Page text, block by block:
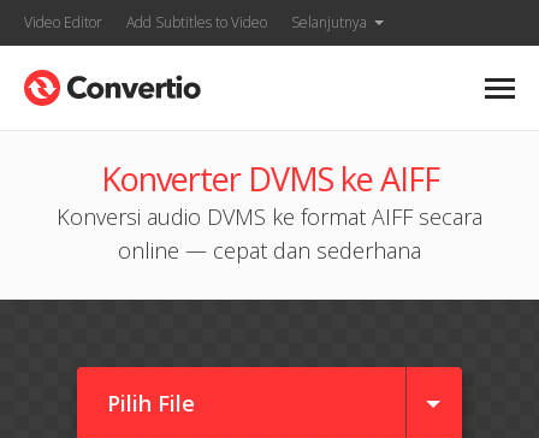
Video Editor Add Subtitles to Video Selanjutnya
Konverter DVMS ke AIFF
Konversi audio DVMS ke format AIFF secara
online — cepat dan sederhana
Pilih File